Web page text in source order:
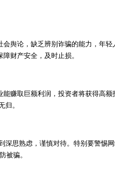
舆论，缺乏辨别诈骗的能力，年
财产安全，及时止损。
赚取巨额利润，投资者将获得高
归。
深思熟虑，谨慎对待。特别要警惕
被骗。